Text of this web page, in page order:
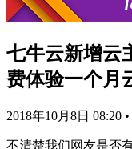
七牛云新增云
费体验一个月
2018年10月8日 08:20 •
不清楚我们网友是否